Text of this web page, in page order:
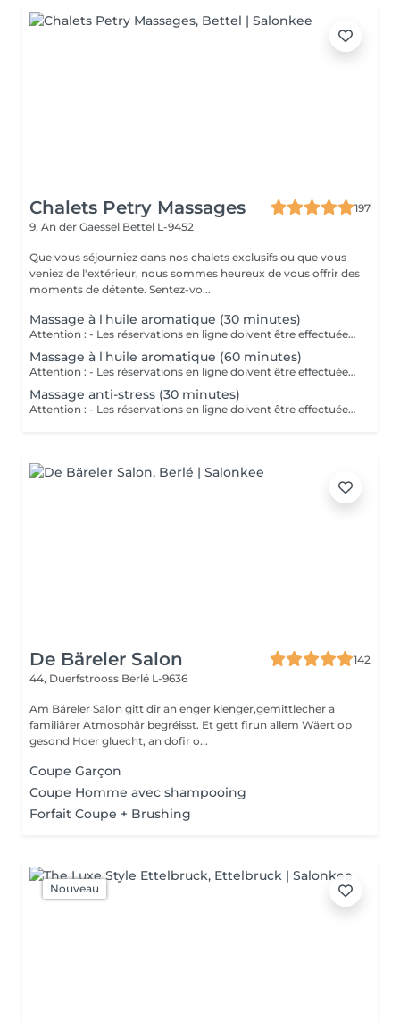
Chalets Petry Massages
197
9, An der Gaessel Bettel L-9452
Que vous séjourniez dans nos chalets exclusifs ou que vous
veniez de l'extérieur, nous sommes heureux de vous offrir des
moments de détente. Sentez-vo...
Massage à l'huile aromatique (30 minutes)
Attention : - Les réservations en ligne doivent être effectuées au moins 24 heures à l'avance. - Si vous souhaitez réserver un massage à court terme (moins de 24 heures à l'avance), veuillez appeler le +49 173 390 20 62. - Si vous devez annuler le massage, nous vous demandons de le faire au moins 24 heures à l'avance, sinon nous devrons facturer 70 % du prix des massages. - Les employés et les horaires peuvent être adaptés si nécessaire, après consultation avec vous. Ce massage permet d'atteindre un état particulier de relaxation en combinant un massage du corps efficace et doux aux huiles chaudes. Les ingrédients purs et naturels des huiles essentielles pénètrent dans les couches profondes de la peau et stimulent en fonction le système.
Massage à l'huile aromatique (60 minutes)
Attention : - Les réservations en ligne doivent être effectuées au moins 24 heures à l'avance. - Si vous souhaitez réserver un massage à court terme (moins de 24 heures à l'avance), veuillez appeler le +49 173 390 20 62. - Si vous devez annuler le massage, nous vous demandons de le faire au moins 24 heures à l'avance, sinon nous devrons facturer 70 % du prix des massages. - Les employés et les horaires peuvent être adaptés si nécessaire, après consultation avec vous. Ce massage permet d'atteindre un état particulier de relaxation en combinant un massage du corps efficace et doux aux huiles chaudes. Les ingrédients purs et naturels des huiles essentielles pénètrent dans les couches profondes de la peau et stimulent en fonction le système.
Massage anti-stress (30 minutes)
Attention : - Les réservations en ligne doivent être effectuées au moins 24 heures à l'avance. - Si vous souhaitez réserver un massage à court terme (moins de 24 heures à l'avance), veuillez appeler le +49 173 390 20 62. - Si vous devez annuler le massage, nous vous demandons de le faire au moins 24 heures à l'avance, sinon nous devrons facturer 70 % du prix des massages. Le massage anti-stress se caractérise par l'exécution de mouvements caressants et rythmiques des mains sur les différentes parties du corps. Grâce aux différentes techniques de massage les muscles se détendent et le stress se réduit considérablement.
De Bäreler Salon
142
44, Duerfstrooss Berlé L-9636
Am Bäreler Salon gitt dir an enger klenger,gemittlecher a
familiärer Atmosphär begréisst. Et gett firun allem Wäert op
gesond Hoer gluecht, an dofir o...
Coupe Garçon
Coupe Homme avec shampooing
Forfait Coupe + Brushing
Nouveau